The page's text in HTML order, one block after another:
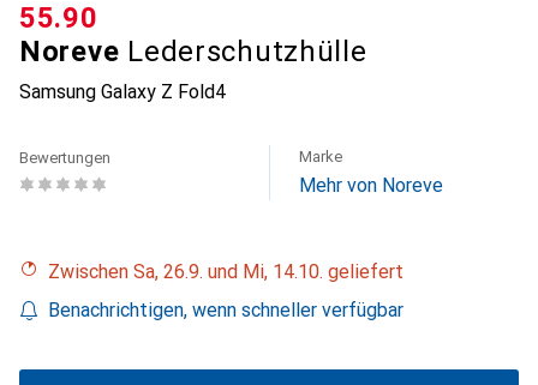
Noreve Lederschutzhülle
Samsung Galaxy Z Fold4
CHF
55.90
Bewertungen Marke
Mehr von Noreve
Zwischen Sa, 26.9. und Mi, 14.10. geliefert
Benachrichtigen, wenn schneller verfügbar